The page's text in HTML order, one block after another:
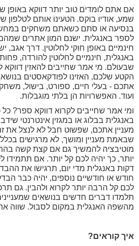
אם אתם לומדים טוב יותר דווקא
שמע, אודיו בוקס. הטעינו אותם לטלפון
בנסיעה או סתם כשאתם משחקים
לספר באנגלית. ישנם המון אתרים שמהם
חינמיים באופן חוקי לחלוטין. דרך אגב,
באנגלית, חינמיים לחלוטין להורדה,
שבעולם. מי אמר שחייבים להאזין
הקטע שלכם, האזינו לפודקאסטים
אתכם - בעלי חיים, ספורט, בישול,
ועוד. האפשרויות הן בלתי מוגבלות.
ומי אמר שחייבים לקרוא דווקא ספר?
באנגלית בבלוג או במגזין אינטרנטי
מעניין אתכם, שפשוט חבל לא לנצל את
שבאמת מעניין ומושך, לא מרגישים
מוטיבציה להמשיך גם אם קצת קשה
דקות באנגלית מדי יום, תרגישו את
חודש או חודשיים נוספים, יהיה כבר
לכם קל הרבה יותר לקרוא ולהבין. גם
תלמדו דברים חדשים בנושאים
מהשפה האנגלית במקום לסבול. שווה
איך קוראים?